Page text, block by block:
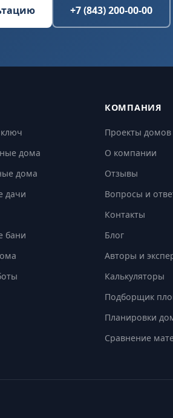
+7 (843) 200-00-00
дома
дома
дачи
бани
КОМПАНИЯ
Проекты домов
О компании
Отзывы
Вопросы и
Контакты
Блог
Авторы и
Калькуляторы
Подборщик
Планировки
Сравнение